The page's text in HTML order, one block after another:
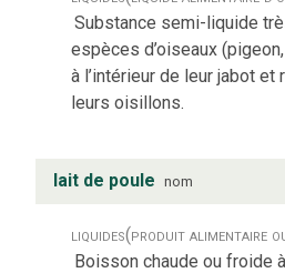
Substance semi-liquide
espèces d’oiseaux
à l’intérieur de leur jabot et
leurs oisillons.
lait de poule nom
liquides(produit alimentaire
Boisson chaude ou froide